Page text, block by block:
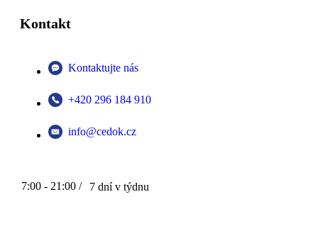
Kontakt
Kontaktujte nás
+420 296 184 910
info@cedok.cz
7:00 - 21:00 / 7 dní v týdnu